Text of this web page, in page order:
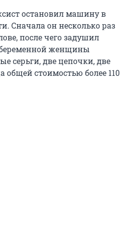
остановил машину в
Сначала он несколько раз
после чего задушил
женщины
серьги, две цепочки, две
общей стоимостью более 110